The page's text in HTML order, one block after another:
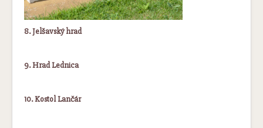
8. Jelšavský hrad
9. Hrad Lednica
10. Kostol Lančár